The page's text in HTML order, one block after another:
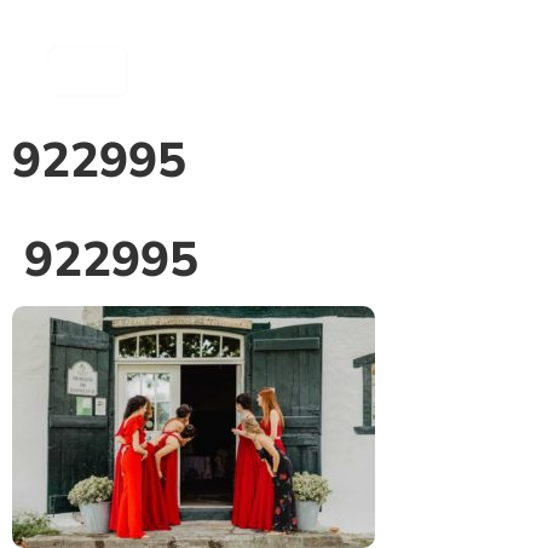
922995
922995